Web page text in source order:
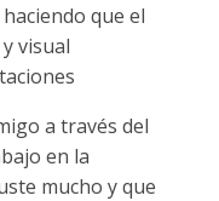
que el
visual
a través del
en la
mucho y que